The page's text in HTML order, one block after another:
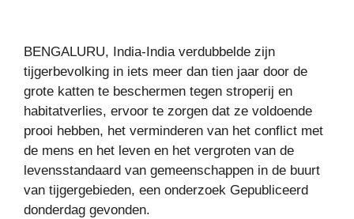
BENGALURU, India-India verdubbelde zijn
tijgerbevolking in iets meer dan tien jaar door de
grote katten te beschermen tegen stroperij en
habitatverlies, ervoor te zorgen dat ze voldoende
prooi hebben, het verminderen van het conflict met
de mens en het leven en het vergroten van de
levensstandaard van gemeenschappen in de buurt
van tijgergebieden, een onderzoek Gepubliceerd
donderdag gevonden.